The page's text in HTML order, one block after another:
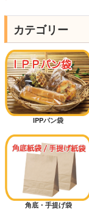
カテゴリー
IPPパン袋
角底・手提げ袋